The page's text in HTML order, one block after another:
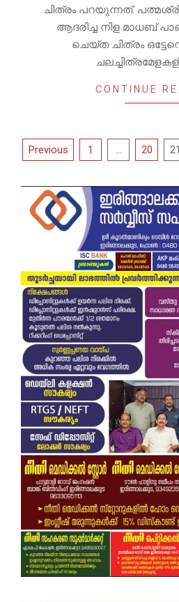
ചിത്രം പറയുന്നത്.
ആദരിച്ച നിള മാധബ്
ചെയ്ത ചിത്രം
CONTINUE
Posts
Previous 1 … 20 21